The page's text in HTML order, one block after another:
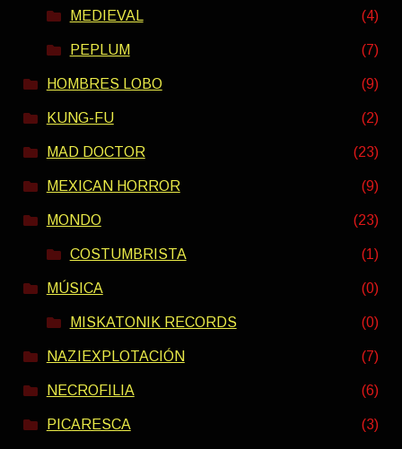
MEDIEVAL (4)
PEPLUM (7)
HOMBRES LOBO (9)
KUNG-FU (2)
MAD DOCTOR (23)
MEXICAN HORROR (9)
MONDO (23)
COSTUMBRISTA (1)
MÚSICA (0)
MISKATONIK RECORDS (0)
NAZIEXPLOTACIÓN (7)
NECROFILIA (6)
PICARESCA (3)